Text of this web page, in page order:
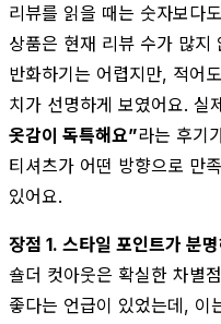
리뷰를 읽을 때는 숫자보다
상품은 현재 리뷰 수가 많지
반화하기는 어렵지만, 적어
치가 선명하게 보였어요. 실
옷감이 독특해요”라는 후기
티셔츠가 어떤 방향으로 만
있어요.
장점 1. 스타일 포인트가 분
숄더 컷아웃은 확실한 차별
좋다는 언급이 있었는데, 이